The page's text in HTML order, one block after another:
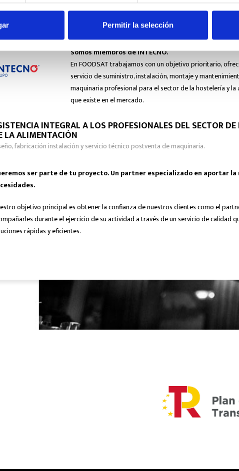
Permitir la selección
Somos miembros de INTECNO.
En FOODSAT trabajamos con un objetivo prioritario,
servicio de suministro, instalación, montaje y
maquinaria profesional para el sector de la hostelería y la
que existe en el mercado.
INTEGRAL A LOS PROFESIONALES DEL SECTOR
LA ALIMENTACIÓN
fabricación instalación y servicio técnico postventa de maquinaria.
ser parte de tu proyecto. Un partner especializado en aportar la
objetivo principal es obtener la confianza de nuestros clientes como el
durante el ejercicio de su actividad a través de un servicio de calidad
rápidas y eficientes.